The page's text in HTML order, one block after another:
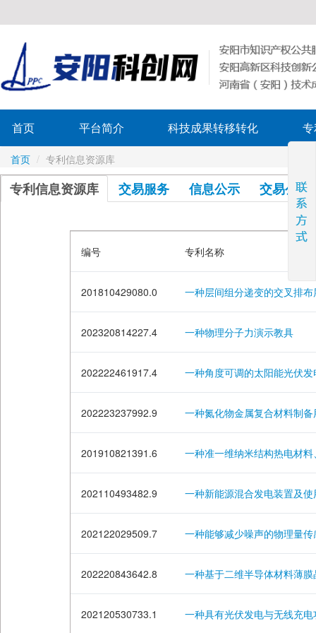
首页 平台简介 科技成果转移转化
首页 / 专利信息资源库
专利信息资源库 交易服务 信息公示 交易公布
编号 专利名称
201810429080.0 一种层间组分递变的交叉排
202320814227.4 一种物理分子力演示教具
202222461917.4 一种角度可调的太阳能光伏
202223237992.9 一种氮化物金属复合材料制
201910821391.6 一种准一维纳米结构热电材
202110493482.9 一种新能源混合发电装置及
202122029509.7 一种能够减少噪声的物理量传
202220843642.8 一种基于二维半导体材料薄
202120530733.1 一种具有光伏发电与无线充